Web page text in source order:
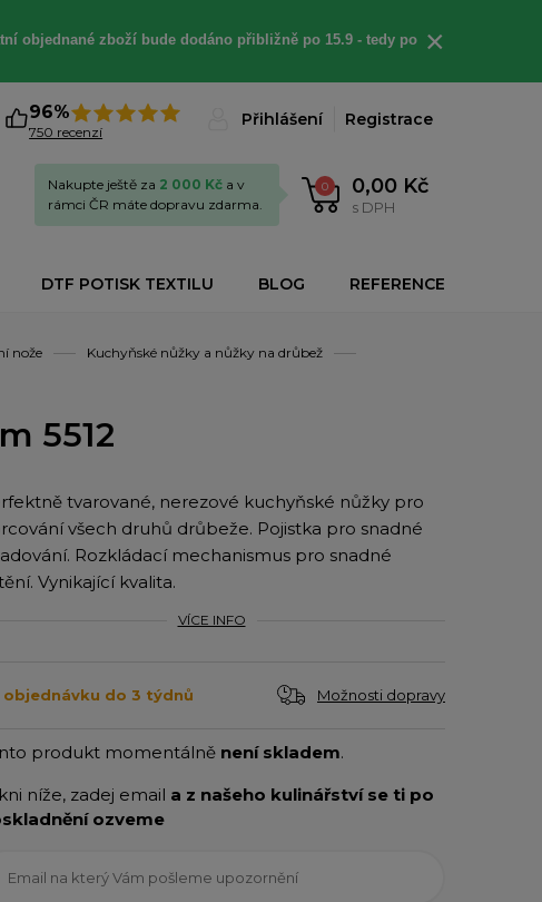
objednané zboží bude dodáno přibližně po 15.9 - tedy po
×
96%
750 recenzí
Přihlášení Registrace
0 0,00 Kč
s DPH
Nakupte ještě za 2 000 Kč a v
rámci ČR máte dopravu zdarma.
DTF POTISK TEXTILU BLOG REFERENCE
nože
Kuchyňské nůžky a nůžky na drůbež
5512
tvarované, nerezové kuchyňské nůžky pro
všech druhů drůbeže. Pojistka pro snadné
Rozkládací mechanismus pro snadné
Vynikající kvalita.
VÍCE INFO
objednávku do 3 týdnů Možnosti dopravy
produkt momentálně není skladem.
níže, zadej email a z našeho kulinářství se ti po
ozveme